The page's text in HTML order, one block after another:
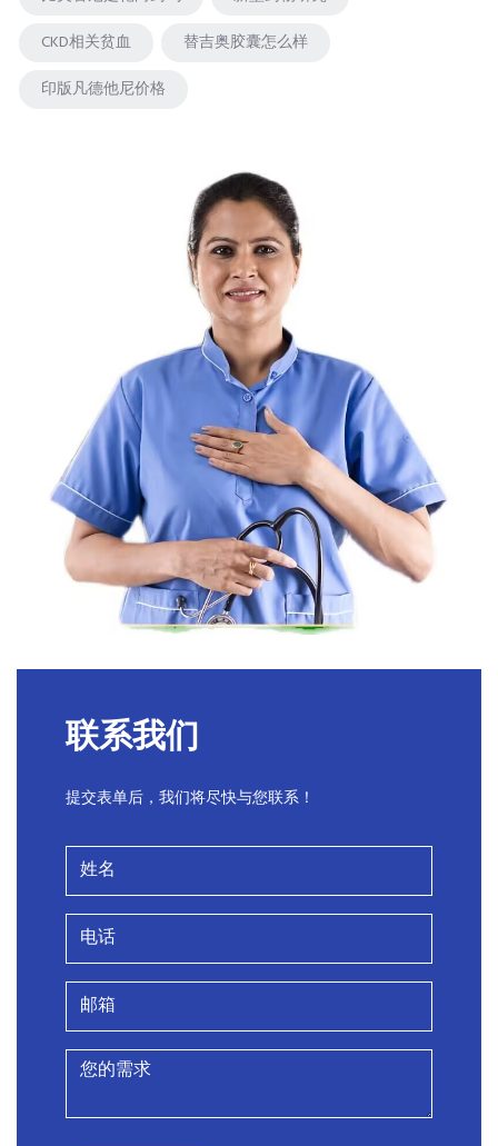
CKD相关贫血
替吉奥胶囊怎么样
印版凡德他尼价格
联系我们
提交表单后，我们将尽快与您联系！